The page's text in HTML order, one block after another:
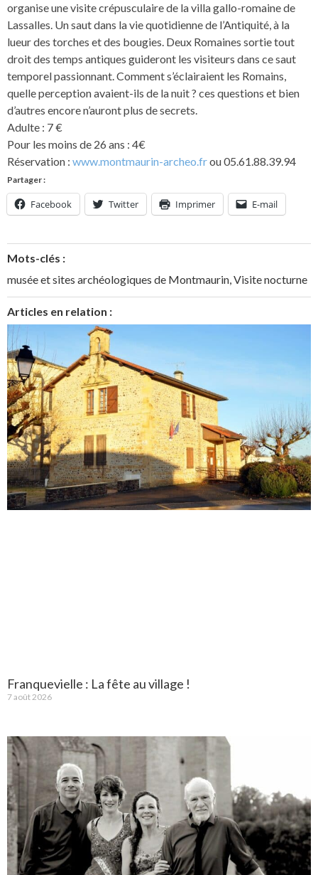
organise une visite crépusculaire de la villa gallo-romaine de
Lassalles. Un saut dans la vie quotidienne de l’Antiquité, à la
lueur des torches et des bougies. Deux Romaines sortie tout
droit des temps antiques guideront les visiteurs dans ce saut
temporel passionnant. Comment s’éclairaient les Romains,
quelle perception avaient-ils de la nuit ? ces questions et bien
d’autres encore n’auront plus de secrets.
Adulte : 7 €
Pour les moins de 26 ans : 4€
Réservation : www.montmaurin-archeo.frou 05.61.88.39.94
Partager :
Facebook Twitter Imprimer E-mail
Mots-clés :
musée et sites archéologiques de Montmaurin,Visite nocturne
Articles en relation :
Franquevielle : La fête au village !
7 août 2026